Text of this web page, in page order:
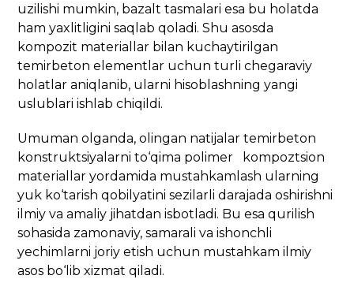
uzilishi mumkin, bazalt tasmalari esa bu holatda
ham yaxlitligini saqlab qoladi. Shu asosda
kompozit materiallar bilan kuchaytirilgan
temirbeton elementlar uchun turli chegaraviy
holatlar aniqlanib, ularni hisoblashning yangi
uslublari ishlab chiqildi.
Umuman olganda, olingan natijalar temirbeton
konstruktsiyalarni to‘qima polimer kompoztsion
materiallar yordamida mustahkamlash ularning
yuk ko‘tarish qobilyatini sezilarli darajada oshirishni
ilmiy va amaliy jihatdan isbotladi. Bu esa qurilish
sohasida zamonaviy, samarali va ishonchli
yechimlarni joriy etish uchun mustahkam ilmiy
asos bo‘lib xizmat qiladi.